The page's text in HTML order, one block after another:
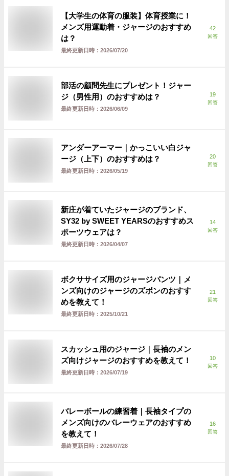
【大学生の体育の服装】体育授業に！
メンズ用運動着・ジャージのおすすめ
は？
最終更新日時： 2026/07/20
42
回答
部活の顧問先生にプレゼント！ジャー
ジ（男性用）のおすすめは？
最終更新日時： 2026/06/09
19
回答
アンダーアーマー｜かっこいい白ジャ
ージ（上下）のおすすめは？
最終更新日時： 2026/05/19
20
回答
新庄が着ていたジャージのブランド、
SY32 by SWEET YEARSのおすすめス
ポーツウェアは？
最終更新日時： 2026/04/07
14
回答
ボクササイズ用のジャージパンツ｜メ
ンズ向けのジャージのズボンのおすす
めを教えて！
最終更新日時： 2025/10/21
21
回答
スカッシュ用のジャージ｜長袖のメン
ズ向けジャージのおすすめを教えて！
最終更新日時： 2026/07/19
10
回答
バレーボールの練習着｜長袖タイプの
メンズ向けのバレーウェアのおすすめ
を教えて！
最終更新日時： 2026/07/28
16
回答